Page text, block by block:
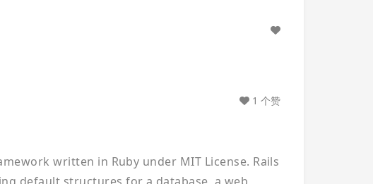
written in Ruby under MIT License. Rails
1 个赞